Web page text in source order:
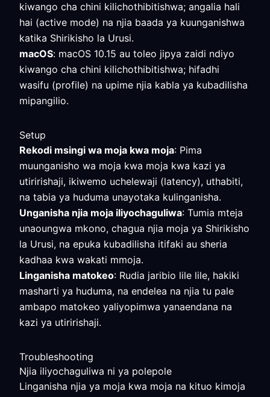
kiwango cha chini kilichothibitishwa; angalia hali
hai (active mode) na njia baada ya kuunganishwa
katika Shirikisho la Urusi.
macOS: macOS 10.15 au toleo jipya zaidi ndiyo
kiwango cha chini kilichothibitishwa; hifadhi
wasifu (profile) na upime njia kabla ya kubadilisha
mipangilio.
Setup
Rekodi msingi wa moja kwa moja: Pima
muunganisho wa moja kwa moja kwa kazi ya
utiririshaji, ikiwemo uchelewaji (latency), uthabiti,
na tabia ya huduma unayotaka kulinganisha.
Unganisha njia moja iliyochaguliwa: Tumia mteja
unaoungwa mkono, chagua njia moja ya Shirikisho
la Urusi, na epuka kubadilisha itifaki au sheria
kadhaa kwa wakati mmoja.
Linganisha matokeo: Rudia jaribio lile lile, hakiki
masharti ya huduma, na endelea na njia tu pale
ambapo matokeo yaliyopimwa yanaendana na
kazi ya utiririshaji.
Troubleshooting
Njia iliyochaguliwa ni ya polepole
Linganisha njia ya moja kwa moja na kituo kimoja